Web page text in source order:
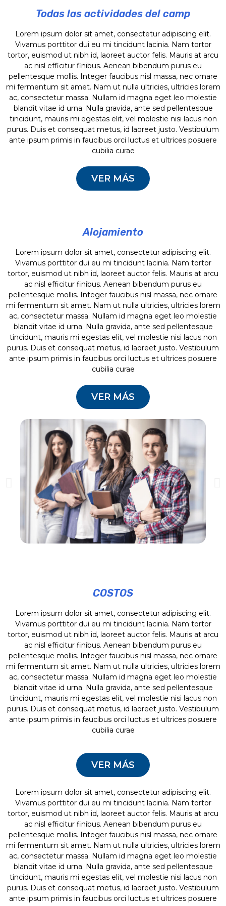
Todas las actividades del camp
Lorem ipsum dolor sit amet, consectetur adipiscing elit.
Vivamus porttitor dui eu mi tincidunt lacinia. Nam tortor
tortor, euismod ut nibh id, laoreet auctor felis. Mauris at arcu
ac nisl efficitur finibus. Aenean bibendum purus eu
pellentesque mollis. Integer faucibus nisl massa, nec ornare
mi fermentum sit amet. Nam ut nulla ultricies, ultricies lorem
ac, consectetur massa. Nullam id magna eget leo molestie
blandit vitae id urna. Nulla gravida, ante sed pellentesque
tincidunt, mauris mi egestas elit, vel molestie nisi lacus non
purus. Duis et consequat metus, id laoreet justo. Vestibulum
ante ipsum primis in faucibus orci luctus et ultrices posuere
cubilia curae
VER MÁS
Lorem ipsum dolor sit amet, consectetur adipiscing elit.
tortor, euismod ut nibh id, laoreet auctor felis. Mauris at
arcu ac nisl efficitur finibus. Aenean bibendum purus eu
pellentesque mollis. Integer faucibus nisl massa, nec
ornare mi fermentum sit amet. Nam ut nulla ultricies,
ultricies lorem ac, consectetur massa.
Lorem ipsum dolor sit amet, consectetur adipiscing elit.
tortor, euismod ut nibh id, laoreet auctor felis. Mauris at
arcu ac nisl efficitur finibus. Aenean bibendum purus eu
pellentesque mollis. Integer faucibus nisl massa, nec
ornare mi fermentum sit amet. Nam ut nulla ultricies,
ultricies lorem ac, consectetur massa.
Lorem ipsum dolor sit amet, consectetur adipiscing elit.
tortor, euismod ut nibh id, laoreet auctor felis. Mauris at
arcu ac nisl efficitur finibus. Aenean bibendum purus eu
pellentesque mollis. Integer faucibus nisl massa, nec
ornare mi fermentum sit amet. Nam ut nulla ultricies,
ultricies lorem ac, consectetur massa.
Lorem ipsum dolor sit amet, consectetur adipiscing elit.
tortor, euismod ut nibh id, laoreet auctor felis. Mauris at
arcu ac nisl efficitur finibus. Aenean bibendum purus eu
pellentesque mollis. Integer faucibus nisl massa, nec
ornare mi fermentum sit amet. Nam ut nulla ultricies,
ultricies lorem ac, consectetur massa.
Alojamiento
Lorem ipsum dolor sit amet, consectetur adipiscing elit.
Vivamus porttitor dui eu mi tincidunt lacinia. Nam tortor
tortor, euismod ut nibh id, laoreet auctor felis. Mauris at arcu
ac nisl efficitur finibus. Aenean bibendum purus eu
pellentesque mollis. Integer faucibus nisl massa, nec ornare
mi fermentum sit amet. Nam ut nulla ultricies, ultricies lorem
ac, consectetur massa. Nullam id magna eget leo molestie
blandit vitae id urna. Nulla gravida, ante sed pellentesque
tincidunt, mauris mi egestas elit, vel molestie nisi lacus non
purus. Duis et consequat metus, id laoreet justo. Vestibulum
ante ipsum primis in faucibus orci luctus et ultrices posuere
cubilia curae
VER MÁS
COSTOS
Lorem ipsum dolor sit amet, consectetur adipiscing elit.
Vivamus porttitor dui eu mi tincidunt lacinia. Nam tortor
tortor, euismod ut nibh id, laoreet auctor felis. Mauris at arcu
ac nisl efficitur finibus. Aenean bibendum purus eu
pellentesque mollis. Integer faucibus nisl massa, nec ornare
mi fermentum sit amet. Nam ut nulla ultricies, ultricies lorem
ac, consectetur massa. Nullam id magna eget leo molestie
blandit vitae id urna. Nulla gravida, ante sed pellentesque
tincidunt, mauris mi egestas elit, vel molestie nisi lacus non
purus. Duis et consequat metus, id laoreet justo. Vestibulum
ante ipsum primis in faucibus orci luctus et ultrices posuere
cubilia curae
VER MÁS
Lorem ipsum dolor sit amet, consectetur adipiscing elit.
Vivamus porttitor dui eu mi tincidunt lacinia. Nam tortor
tortor, euismod ut nibh id, laoreet auctor felis. Mauris at arcu
ac nisl efficitur finibus. Aenean bibendum purus eu
pellentesque mollis. Integer faucibus nisl massa, nec ornare
mi fermentum sit amet. Nam ut nulla ultricies, ultricies lorem
ac, consectetur massa. Nullam id magna eget leo molestie
blandit vitae id urna. Nulla gravida, ante sed pellentesque
tincidunt, mauris mi egestas elit, vel molestie nisi lacus non
purus. Duis et consequat metus, id laoreet justo. Vestibulum
ante ipsum primis in faucibus orci luctus et ultrices posuere